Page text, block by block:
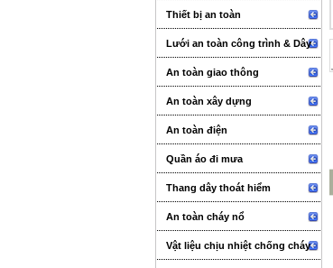
Thiết bị an toàn
Lưới an toàn công trình & Dây
An toàn giao thông
An toàn xây dựng
An toàn điện
Quần áo đi mưa
Thang dây thoát hiểm
An toàn cháy nổ
Vật liệu chịu nhiệt chống cháy